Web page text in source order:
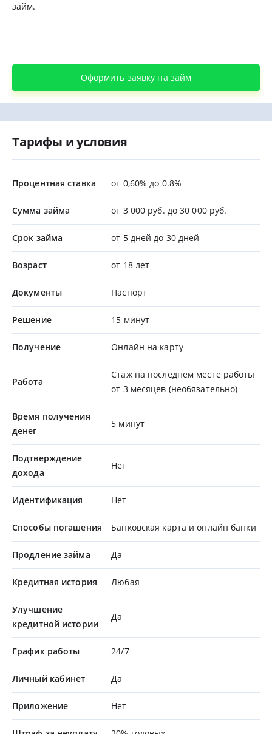
займ.
Оформить заявку на займ
Тарифы и условия
Процентная ставка от 0,60% до 0.8%
Сумма займа от 3 000 руб. до 30 000 руб.
Срок займа от 5 дней до 30 дней
Возраст от 18 лет
Документы Паспорт
Решение 15 минут
Получение Онлайн на карту
Работа
Стаж на последнем месте работы
от 3 месяцев (необязательно)
Время получения
денег
5 минут
Подтверждение
дохода
Нет
Идентификация Нет
Способы погашения Банковская карта и онлайн банки
Продление займа Да
Кредитная история Любая
Улучшение
кредитной истории
Да
График работы 24/7
Личный кабинет Да
Приложение Нет